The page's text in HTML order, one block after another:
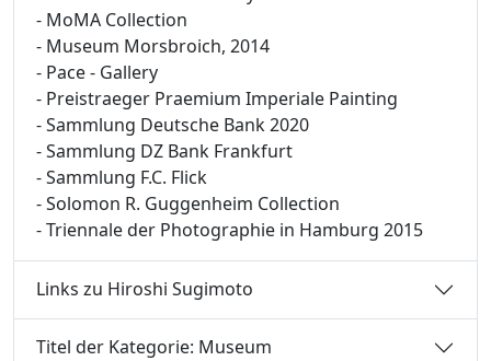
- MoMA Collection
- Museum Morsbroich, 2014
- Pace - Gallery
- Preistraeger Praemium Imperiale Painting
- Sammlung Deutsche Bank 2020
- Sammlung DZ Bank Frankfurt
- Sammlung F.C. Flick
- Solomon R. Guggenheim Collection
- Triennale der Photographie in Hamburg 2015
Links zu Hiroshi Sugimoto
Titel der Kategorie: Museum